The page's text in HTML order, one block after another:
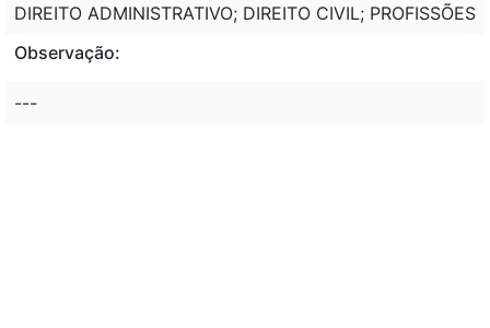
DIREITO ADMINISTRATIVO; DIREITO CIVIL; PROFISSÕES
Observação:
---